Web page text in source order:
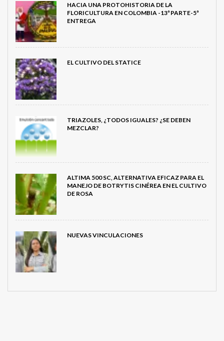
HACIA UNA PROTOHISTORIA DE LA
FLORICULTURA EN COLOMBIA -13ª PARTE-5ª
ENTREGA
EL CULTIVO DEL STATICE
TRIAZOLES, ¿TODOS IGUALES? ¿SE DEBEN
MEZCLAR?
ALTIMA 500 SC, ALTERNATIVA EFICAZ PARA EL
MANEJO DE BOTRYTIS CINÉREA EN EL CULTIVO
DE ROSA
NUEVAS VINCULACIONES